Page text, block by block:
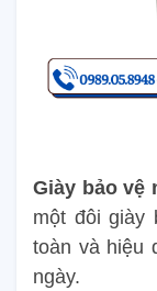
Giày bảo vệ
một đôi giày
toàn và hiệu
ngày.